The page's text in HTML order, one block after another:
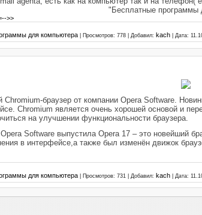
"Бесплатные программы
>>
для компьютера Просмотров: 778 Добавил: kach Дата:
Chromium-браузер от компании Opera Software.
Chromium является очень хорошей основой и
на улучшении функциональности браузера.
Software выпустилаOpera 17 – это новейший
в интерфейсе,а также был изменён движок
для компьютера Просмотров: 731 Добавил: kach Дата: